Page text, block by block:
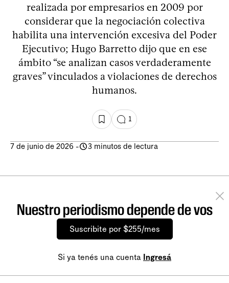
realizada por empresarios en 2009 por
considerar que la negociación colectiva
habilita una intervención excesiva del Poder
Ejecutivo; Hugo Barretto dijo que en ese
ámbito “se analizan casos verdaderamente
graves” vinculados a violaciones de derechos
humanos.
1
7 de junio de 2026 - 3 minutos de lectura
Nuestro periodismo depende de vos
Suscribite por $255/mes
Si ya tenés una cuenta Ingresá